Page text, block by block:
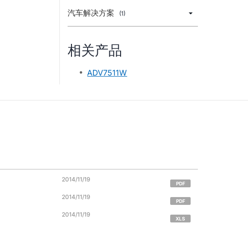
汽车解决方案 (1)
相关产品
ADV7511W
2014/11/19
PDF
2014/11/19
PDF
2014/11/19
XLS